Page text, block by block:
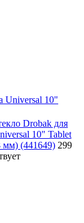
Universal 10"
Drobak для
10" Tablet
мм) (441649) 299